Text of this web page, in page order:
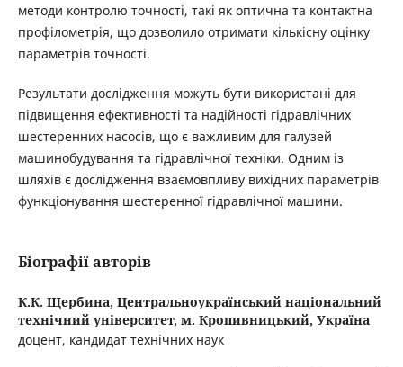
методи контролю точності, такі як оптична та контактна
профілометрія, що дозволило отримати кількісну оцінку
параметрів точності.
Результати дослідження можуть бути використані для
підвищення ефективності та надійності гідравлічних
шестеренних насосів, що є важливим для галузей
машинобудування та гідравлічної техніки. Одним із
шляхів є дослідження взаємовпливу вихідних параметрів
функціонування шестеренної гідравлічної машини.
Біографії авторів
К.К. Щербина, Центральноукраїнський національний
технічний університет, м. Кропивницький, Україна
доцент, кандидат технічних наук